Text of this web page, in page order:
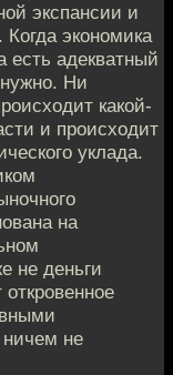
экспансии и
Когда экономика
есть адекватный
Ни
какой-
и происходит
уклада.
на
не деньги
не